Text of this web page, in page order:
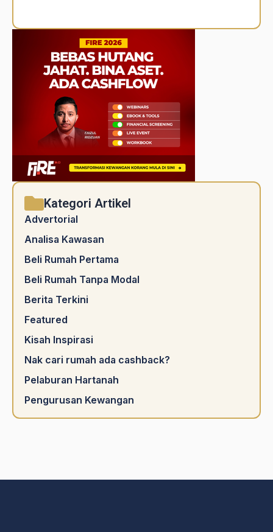
Kategori Artikel
Advertorial
Analisa Kawasan
Beli Rumah Pertama
Beli Rumah Tanpa Modal
Berita Terkini
Featured
Kisah Inspirasi
Nak cari rumah ada cashback?
Pelaburan Hartanah
Pengurusan Kewangan